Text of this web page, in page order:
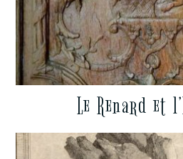
Le Renard et